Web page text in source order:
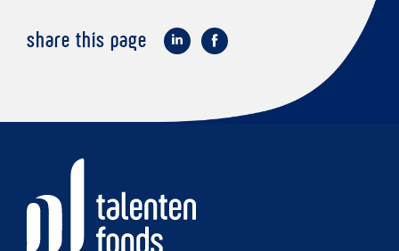
share this page